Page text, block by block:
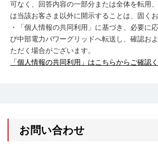
可なく、回答内容の一部分または全体を転用
は当該お客さま以外に開示することは、固く
・「個人情報の共同利用」に基づき、必要に
び中部電力パワーグリッドへ転送し、確認お
ただく場合がございます。
「個人情報の共同利用」はこちらからご確認く
お問い合わせ